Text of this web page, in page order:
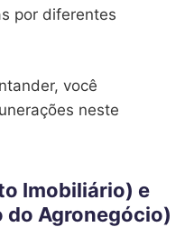
por diferentes
você
neste
Imobiliário) e
do Agronegócio)